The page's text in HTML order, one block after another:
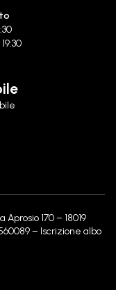
170 – 18019
– Iscrizione albo